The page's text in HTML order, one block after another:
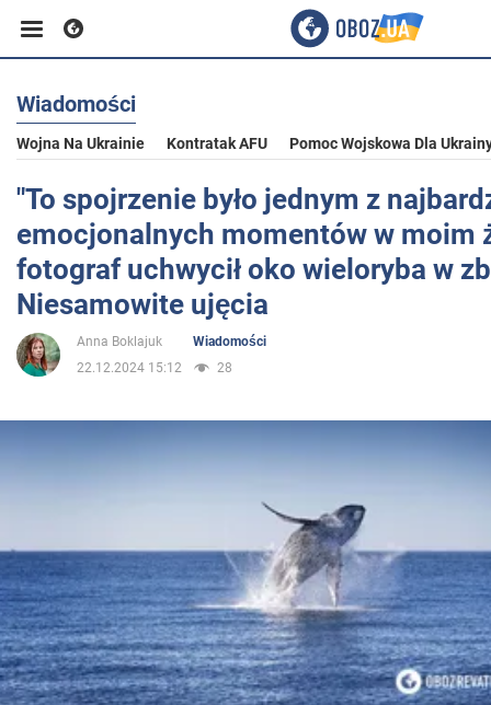
Biznes
Sport
Rozrywka
Życie
Świat
Jedzenie
Wiadomości
Wojna Na Ukrainie Kontratak AFU Pomoc Wojskowa Dla
"To spojrzenie było jednym z
emocjonalnych momentów w moim
fotograf uchwycił oko wieloryba w
Niesamowite ujęcia
Anna Boklajuk
Wiadomości
22.12.2024 15:12
28